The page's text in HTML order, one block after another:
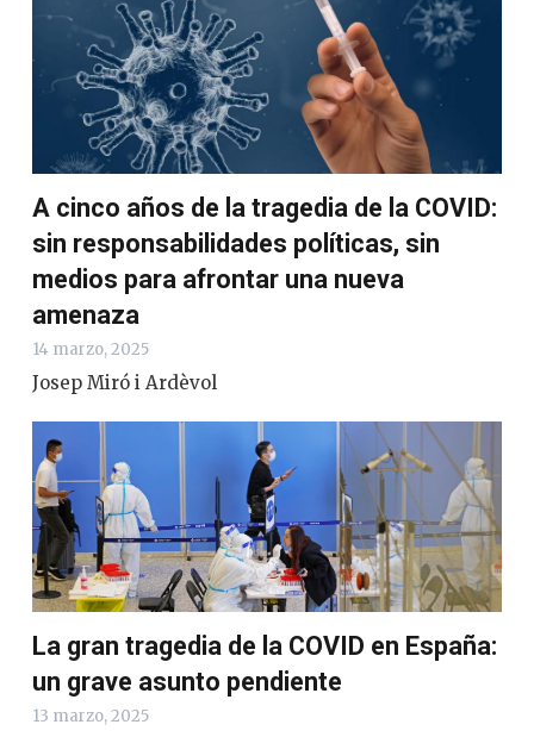
A cinco años de la tragedia de la COVID:
sin responsabilidades políticas, sin
medios para afrontar una nueva
amenaza
14 marzo, 2025
Josep Miró i Ardèvol
La gran tragedia de la COVID en España:
un grave asunto pendiente
13 marzo, 2025